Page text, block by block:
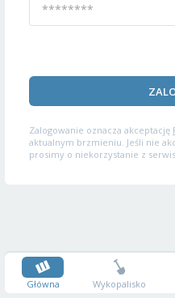
Zalogowanie oznacza akceptację
aktualnym brzmieniu. Jeśli nie
prosimy o niekorzystanie z
Główna Wykopalisko